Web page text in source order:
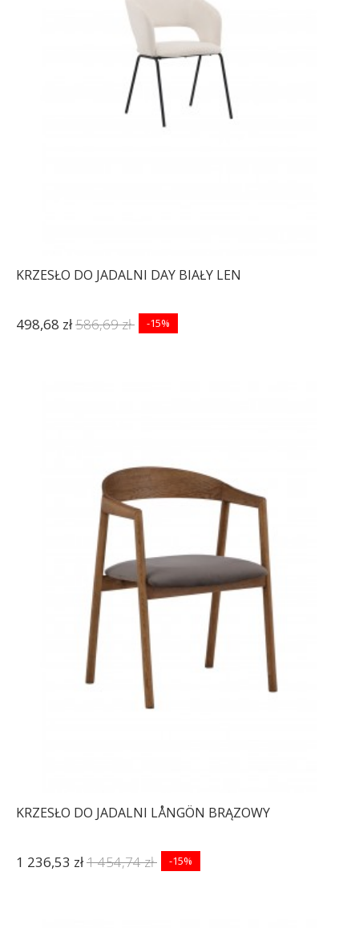
KRZESŁO DO JADALNI DAY BIAŁY LEN
498,68 zł586,69 zł -15%
KRZESŁO DO JADALNI LÅNGÖN BRĄZOWY
1 236,53 zł1 454,74 zł -15%